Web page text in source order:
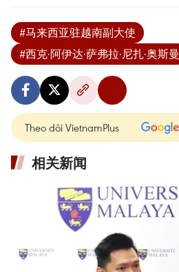
#马来西亚驻越南副大使
#西克·阿伊达·萨弗拉·尼扎·奥斯曼
Theo dõi VietnamPlus
相关新闻